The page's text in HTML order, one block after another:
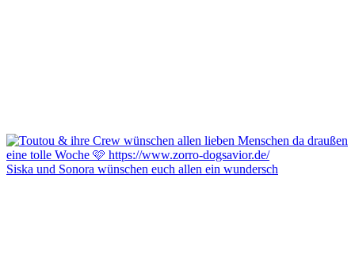
Siska und Sonora wünschen euch allen ein wundersch